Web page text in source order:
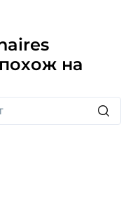
полные специй.
с полной,
создавая
впечатление.
похож на